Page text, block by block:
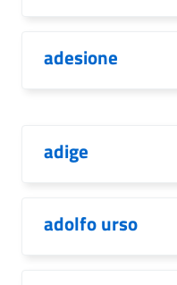
adesione
adige
adolfo urso